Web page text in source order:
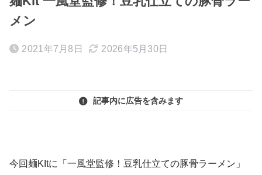
メン
2021年7月8日 2026年5月30日
記事内に広告を含みます
今回麺KItに「一風堂監修！豆乳仕立ての豚骨ラーメン」